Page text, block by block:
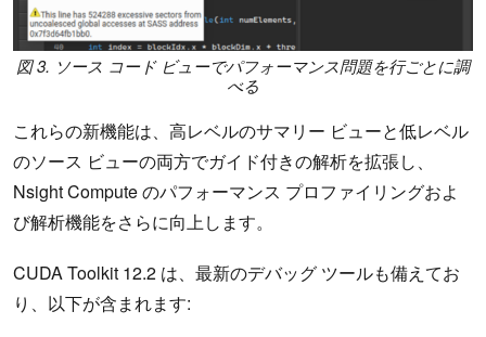
図 3. ソース コード ビューでパフォーマンス問題を行ごとに調
べる
これらの新機能は、高レベルのサマリー ビューと低レベル
のソース ビューの両方でガイド付きの解析を拡張し、
Nsight Compute のパフォーマンス プロファイリングおよ
び解析機能をさらに向上します。
CUDA Toolkit 12.2 は、最新のデバッグ ツールも備えてお
り、以下が含まれます: